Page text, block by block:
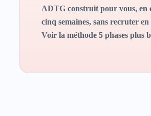
ADTG construit pour vous, en
cinq semaines, sans recruter
Voir la méthode 5 phases plus